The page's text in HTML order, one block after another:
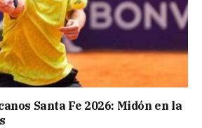
Santa Fe 2026: Midón en la